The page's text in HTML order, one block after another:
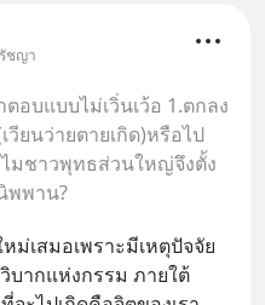
ชญา
อบแบบไม่เวิ่นเว้อ 1.ตกลง
วียนว่ายตายเกิด)หรือไป
มชาวพุทธส่วนใหญ่จึงตั้ง
พพาน?
ม่เสมอเพราะมีเหตุปัจจัย
บากแห่งกรรม ภายใต้